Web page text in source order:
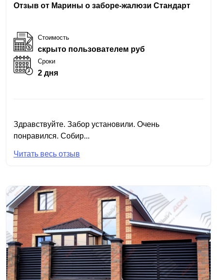
Отзыв от Марины о заборе-жалюзи Стандарт
Стоимость
скрыто пользователем руб
Сроки
2 дня
Здравствуйте. Забор установили. Очень
понравился. Собир...
Читать весь отзыв